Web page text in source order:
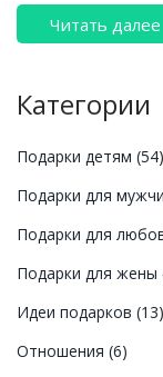
интересов. Мы
ювелирных
вы сможете
Читать далее
Категории
Подарки детям (54)
Подарки для
Подарки для
Подарки для жены
Идеи подарков (13)
Отношения (6)